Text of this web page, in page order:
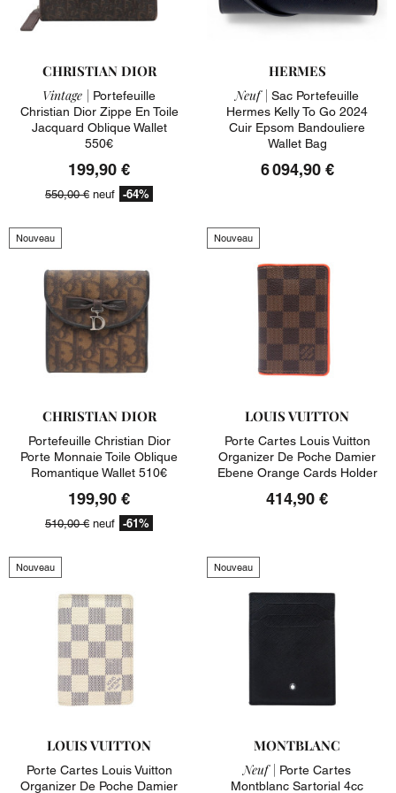
CHRISTIAN DIOR
Vintage | Portefeuille
Christian Dior Zippe En Toile
Jacquard Oblique Wallet
550€
199,90 €
550,00 € neuf -64%
HERMES
Neuf | Sac Portefeuille
Hermes Kelly To Go 2024
Cuir Epsom Bandouliere
Wallet Bag
6 094,90 €
Nouveau
CHRISTIAN DIOR
Portefeuille Christian Dior
Porte Monnaie Toile Oblique
Romantique Wallet 510€
199,90 €
510,00 € neuf -61%
Nouveau
LOUIS VUITTON
Porte Cartes Louis Vuitton
Organizer De Poche Damier
Ebene Orange Cards Holder
414,90 €
Nouveau
LOUIS VUITTON
Porte Cartes Louis Vuitton
Organizer De Poche Damier
Nouveau
MONTBLANC
Neuf | Porte Cartes
Montblanc Sartorial 4cc